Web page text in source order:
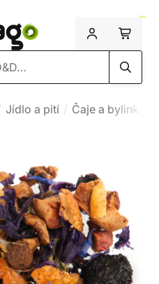
Jídlo a pití Čaje a bylinky